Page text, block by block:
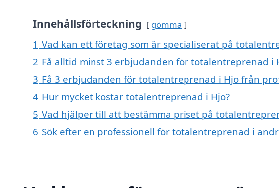
Innehållsförteckning gömma
1 Vad kan ett företag som är specialiserat på
2 Få alltid minst 3 erbjudanden för totalentreprenad i
3 Få 3 erbjudanden för totalentreprenad i Hjo från
4 Hur mycket kostar totalentreprenad i Hjo?
5 Vad hjälper till att bestämma priset på
6 Sök efter en professionell för totalentreprenad i